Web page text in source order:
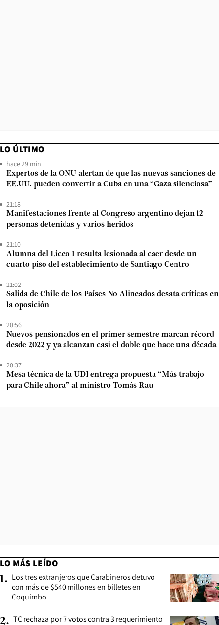
LO ÚLTIMO
hace 29 min
Expertos de la ONU alertan de que las nuevas sanciones de
EE.UU. pueden convertir a Cuba en una “Gaza silenciosa”
21:18
Manifestaciones frente al Congreso argentino dejan 12
personas detenidas y varios heridos
21:10
Alumna del Liceo 1 resulta lesionada al caer desde un
cuarto piso del establecimiento de Santiago Centro
21:02
Salida de Chile de los Países No Alineados desata críticas en
la oposición
20:56
Nuevos pensionados en el primer semestre marcan récord
desde 2022 y ya alcanzan casi el doble que hace una década
20:37
Mesa técnica de la UDI entrega propuesta “Más trabajo
para Chile ahora” al ministro Tomás Rau
LO MÁS LEÍDO
1. Los tres extranjeros que Carabineros detuvo
con más de $540 millones en billetes en
Coquimbo
2. TC rechaza por 7 votos contra 3 requerimiento